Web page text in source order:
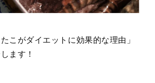
こがダイエットに効果的な理由」
ます！